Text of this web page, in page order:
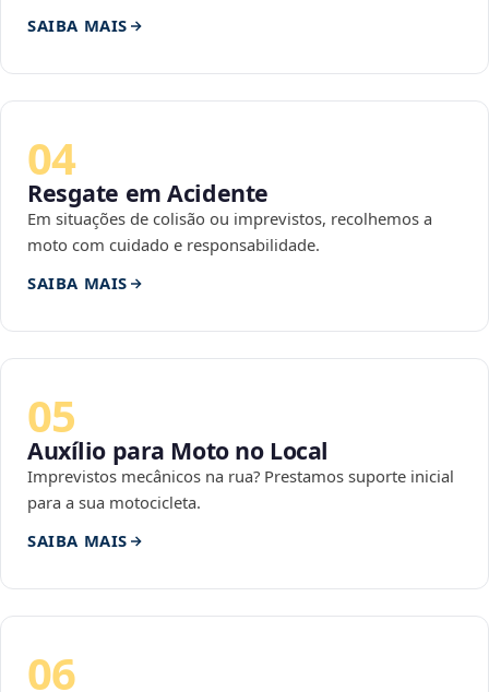
SAIBA MAIS
04
Resgate em Acidente
Em situações de colisão ou imprevistos, recolhemos a
moto com cuidado e responsabilidade.
SAIBA MAIS
05
Auxílio para Moto no Local
Imprevistos mecânicos na rua? Prestamos suporte inicial
para a sua motocicleta.
SAIBA MAIS
06